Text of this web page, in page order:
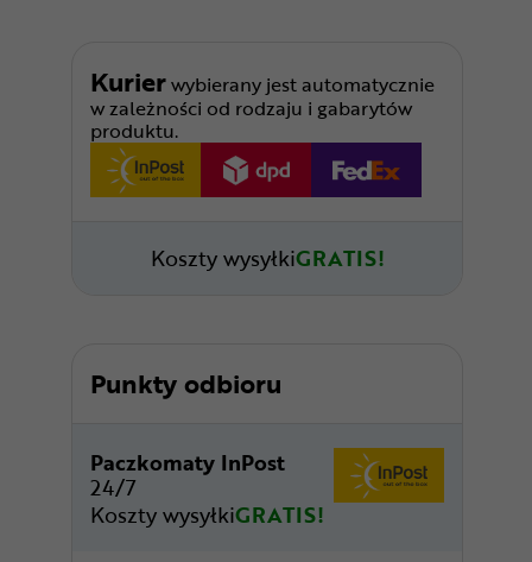
Kurierwybierany jest automatycznie
w zależności od rodzaju i gabarytów
produktu.
Koszty wysyłkiGRATIS!
Punkty odbioru
Paczkomaty InPost
24/7
Koszty wysyłkiGRATIS!